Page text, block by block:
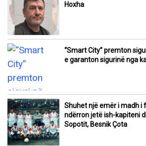
Hoxha
“Smart City” premton
e garanton sigurinë nga
Shuhet një emër i madh i
ndërron jetë ish-kapiteni
Sopotit, Besnik Çota